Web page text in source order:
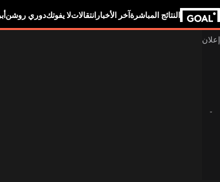
النتائج المباشرة آخر الأخبار انتقالاتلا يفوتكدوري روشن